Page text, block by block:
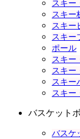
スキー
スキー
スキー
スキー
ポール
スキー
スキー
スキー
スキー
バスケット
バスケ